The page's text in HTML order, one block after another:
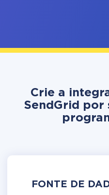
Crie a
SendGrid por
FONTE DE